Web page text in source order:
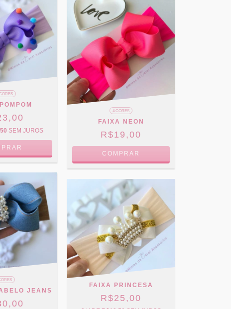
SEM JUROS
4 CORES
FAIXA NEON
R$19,00
COMPRAR
JEANS
FAIXA PRINCESA
R$25,00